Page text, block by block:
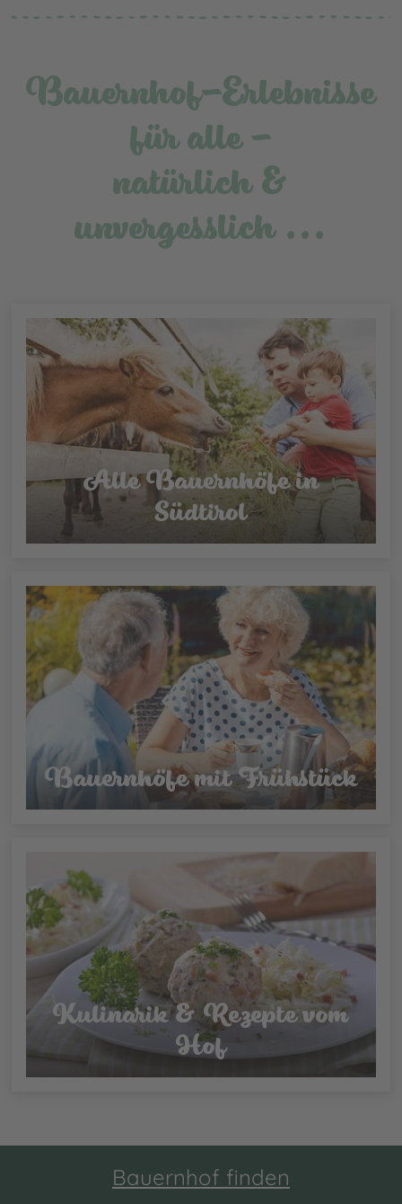
Bauernhof-Erlebnisse
für alle –
natürlich &
unvergesslich ...
Alle Bauernhöfe in
Südtirol
Bauernhöfe mit Frühstück
Kulinarik & Rezepte vom
Hof
Bauernhof finden